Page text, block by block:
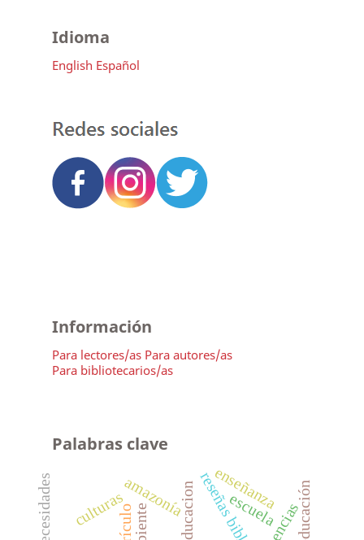
Idioma
English Español
Información
Para lectores/as Para autores/as
Para bibliotecarios/as
Palabras clave
educacion
amazonía
culturas enseñanza
escuela